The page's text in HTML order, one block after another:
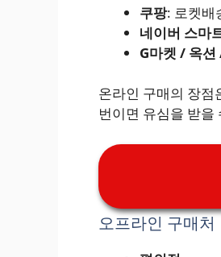
쿠팡: 로켓배
네이버 스마
G마켓 / 옥
온라인 구매의 장점
번이면 유심을 받을
오프라인 구매처